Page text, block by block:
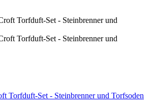
Torfduft-Set - Steinbrenner und Torfsoden